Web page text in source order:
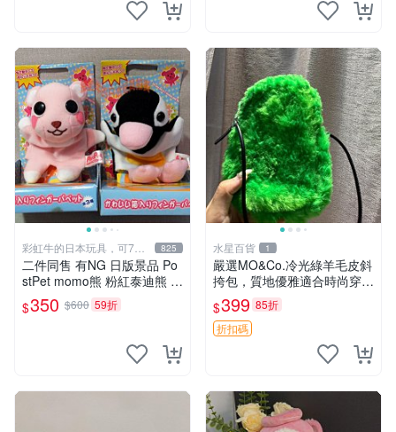
彩虹牛的日本玩具，可7取
付
825
二件同售 有NG 日版景品 Po
stPet momo熊 粉紅泰迪熊 妹
妹 comomo 企鵝 娃娃 布偶
手指頭 娃娃
$350 $600 59折
水星百貨 1
嚴選MO&Co.冷光綠羊毛皮斜
挎包，質地優雅適合時尚穿搭
冷光綠 皮包 斜挎包
$399 85折
折扣碼